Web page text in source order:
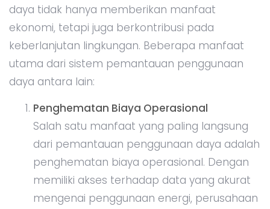
daya tidak hanya memberikan manfaat
ekonomi, tetapi juga berkontribusi pada
keberlanjutan lingkungan. Beberapa manfaat
utama dari sistem pemantauan penggunaan
daya antara lain:
Penghematan Biaya Operasional
Salah satu manfaat yang paling langsung
dari pemantauan penggunaan daya adalah
penghematan biaya operasional. Dengan
memiliki akses terhadap data yang akurat
mengenai penggunaan energi, perusahaan